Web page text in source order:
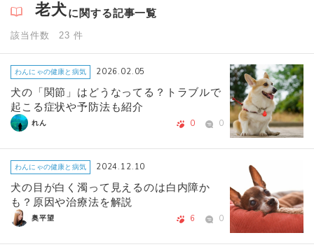
老犬に関する記事一覧
該当件数 23 件
わんにゃの健康と病気 2026.02.05
犬の「関節」はどうなってる？トラブルで
起こる症状や予防法も紹介
れん 0 0
わんにゃの健康と病気 2024.12.10
犬の目が白く濁って見えるのは白内障か
も？原因や治療法を解説
奥平望 6 0